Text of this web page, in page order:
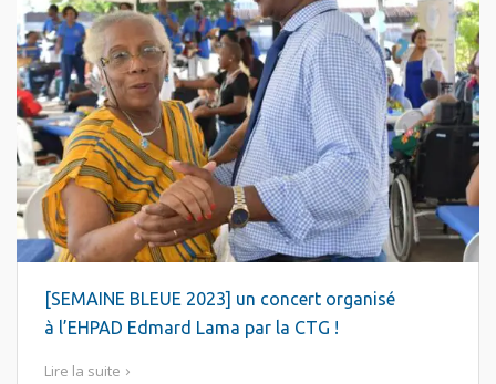
[SEMAINE BLEUE 2023] un concert organisé
à l’EHPAD Edmard Lama par la CTG !
Lire la suite